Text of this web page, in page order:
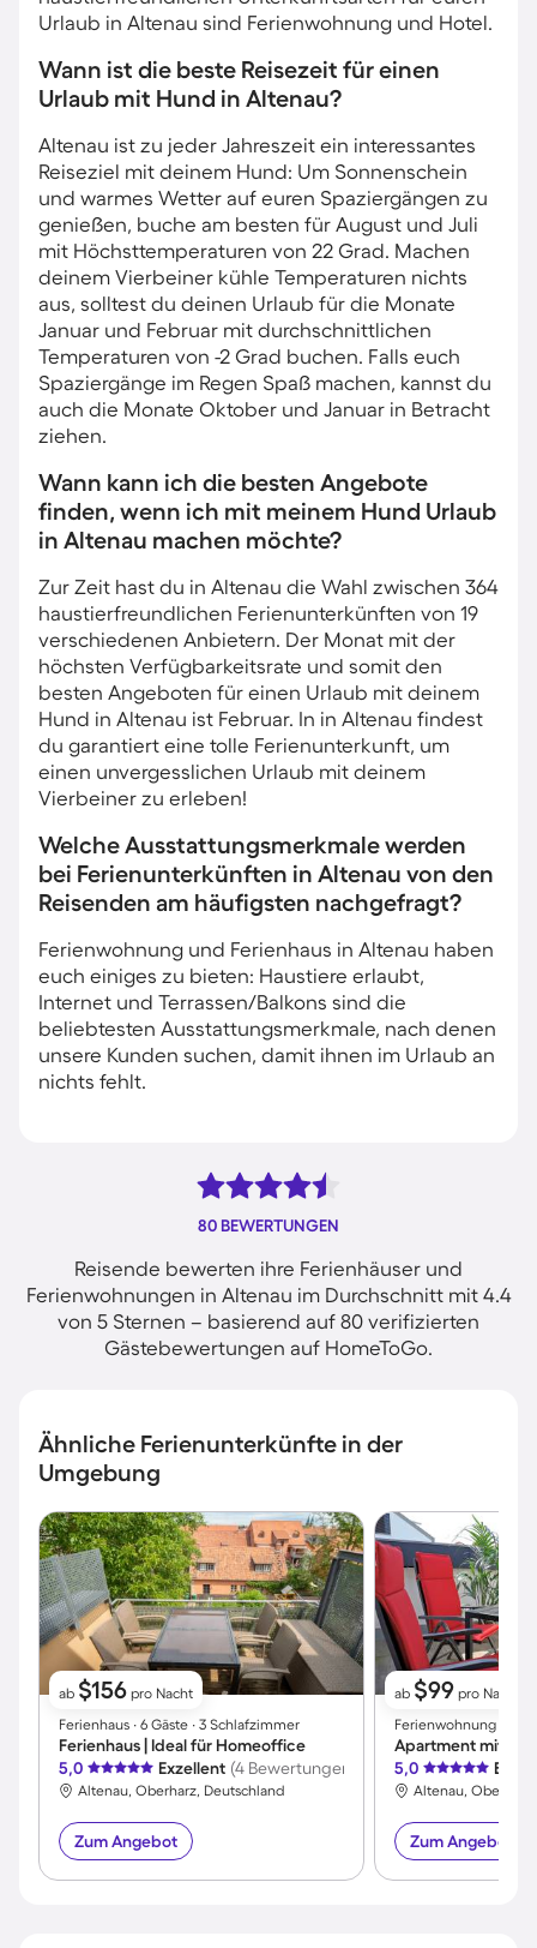
Urlaub in Altenau sind Ferienwohnung und Hotel.
Wann ist die beste Reisezeit für einen
Urlaub mit Hund in Altenau?
Altenau ist zu jeder Jahreszeit ein interessantes
Reiseziel mit deinem Hund: Um Sonnenschein
und warmes Wetter auf euren Spaziergängen zu
genießen, buche am besten für August und Juli
mit Höchsttemperaturen von 22 Grad. Machen
deinem Vierbeiner kühle Temperaturen nichts
aus, solltest du deinen Urlaub für die Monate
Januar und Februar mit durchschnittlichen
Temperaturen von -2 Grad buchen. Falls euch
Spaziergänge im Regen Spaß machen, kannst du
auch die Monate Oktober und Januar in Betracht
ziehen.
Wann kann ich die besten Angebote
finden, wenn ich mit meinem Hund Urlaub
in Altenau machen möchte?
Zur Zeit hast du in Altenau die Wahl zwischen 364
haustierfreundlichen Ferienunterkünften von 19
verschiedenen Anbietern. Der Monat mit der
höchsten Verfügbarkeitsrate und somit den
besten Angeboten für einen Urlaub mit deinem
Hund in Altenau ist Februar. In in Altenau findest
du garantiert eine tolle Ferienunterkunft, um
einen unvergesslichen Urlaub mit deinem
Vierbeiner zu erleben!
Welche Ausstattungsmerkmale werden
bei Ferienunterkünften in Altenau von den
Reisenden am häufigsten nachgefragt?
Ferienwohnung und Ferienhaus in Altenau haben
euch einiges zu bieten: Haustiere erlaubt,
Internet und Terrassen/Balkons sind die
beliebtesten Ausstattungsmerkmale, nach denen
unsere Kunden suchen, damit ihnen im Urlaub an
nichts fehlt.
80 BEWERTUNGEN
Reisende bewerten ihre Ferienhäuser und
Ferienwohnungen in Altenau im Durchschnitt mit 4.4
von 5 Sternen – basierend auf 80 verifizierten
Gästebewertungen auf HomeToGo.
Ähnliche Ferienunterkünfte in der
Umgebung
ab $156 pro Nacht
Ferienhaus ∙ 6 Gäste ∙ 3 Schlafzimmer
Ferienhaus | Ideal für Homeoffice
5,0
Exzellent (4 Bewertungen)
Altenau, Oberharz, Deutschland
Zum Angebot
ab $99 pro Nacht
Ferienwohnung ∙ 3
5,0
Altenau,
Zum Angebot